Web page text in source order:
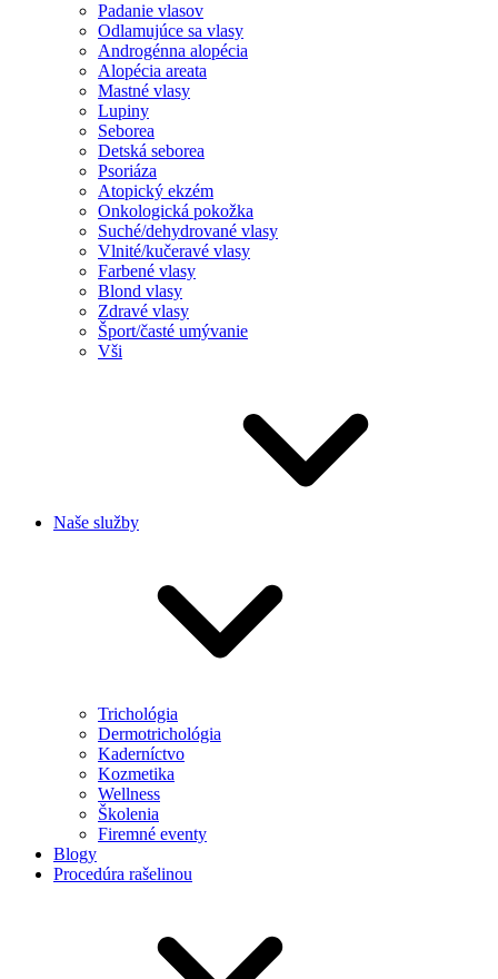
Padanie vlasov
Odlamujúce sa vlasy
Androgénna alopécia
Alopécia areata
Mastné vlasy
Lupiny
Seborea
Detská seborea
Psoriáza
Atopický ekzém
Onkologická pokožka
Suché/dehydrované vlasy
Vlnité/kučeravé vlasy
Farbené vlasy
Blond vlasy
Zdravé vlasy
Šport/časté umývanie
Vši
Naše služby
Trichológia
Dermotrichológia
Kaderníctvo
Kozmetika
Wellness
Školenia
Firemné eventy
Blogy
Procedúra rašelinou